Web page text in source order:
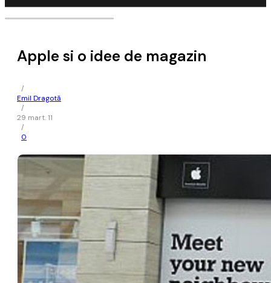
Apple si o idee de magazin
/
Emil Dragotă
/
29 mart. 11
/
0